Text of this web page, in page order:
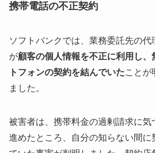
携帯電話の不正契約
ソフトバンクでは、業務委託先の代
が顧客の個人情報を不正に利用し、
トフォンの契約を結んでいたことが
ました。
被害者は、携帯料金の過剰請求に気
進めたところ、自分の知らない間に